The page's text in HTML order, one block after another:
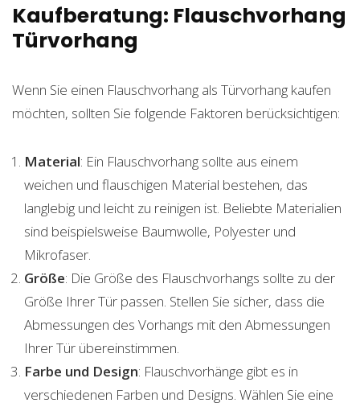
Kaufberatung: Flauschvorhang
Türvorhang
Wenn Sie einen Flauschvorhang als Türvorhang kaufen
möchten, sollten Sie folgende Faktoren berücksichtigen:
Material: Ein Flauschvorhang sollte aus einem
weichen und flauschigen Material bestehen, das
langlebig und leicht zu reinigen ist. Beliebte Materialien
sind beispielsweise Baumwolle, Polyester und
Mikrofaser.
Größe: Die Größe des Flauschvorhangs sollte zu der
Größe Ihrer Tür passen. Stellen Sie sicher, dass die
Abmessungen des Vorhangs mit den Abmessungen
Ihrer Tür übereinstimmen.
Farbe und Design: Flauschvorhänge gibt es in
verschiedenen Farben und Designs. Wählen Sie eine